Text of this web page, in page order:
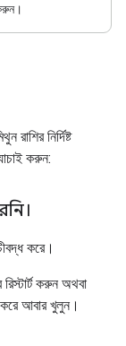
নির্দিষ্ট
করুন:
করে।
করুন অথবা
আবার খুলুন।